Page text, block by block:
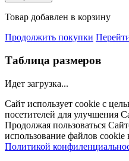
Товар добавлен в корзину
Продолжить покупки
Таблица размеров
Идет загрузка...
Сайт использует cookie с
посетителей для улучшения
Продолжая пользоваться
использование файлов cookie
Политикой